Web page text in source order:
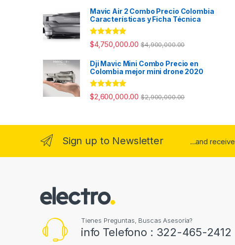
Mavic Air 2 Combo Precio Colombia
Características y Ficha Técnica
Valorado con
5.00de 5
$4,750,000.00 $4,900,000.00
Dji Mavic Mini Combo Precio en
Colombia mejor mini drone 2020
Valorado con
5.00de 5
$2,600,000.00 $2,900,000.00
Sign up to Newsletter ...and receive
Tienes Preguntas, Buscas Asesoría?
info Telefono : 322-465-2412